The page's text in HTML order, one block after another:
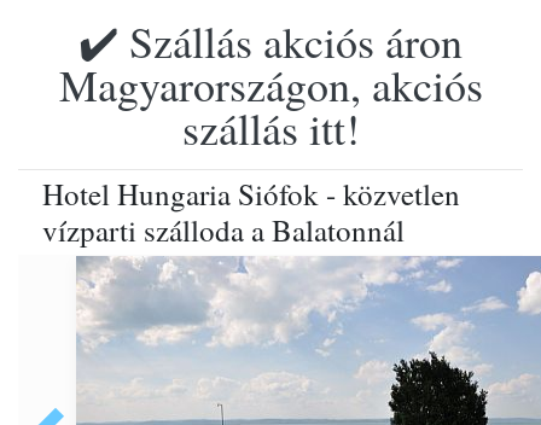
✔️ Szállás akciós áron
Magyarországon, akciós
szállás itt!
Hotel Hungaria Siófok - közvetlen
vízparti szálloda a Balatonnál